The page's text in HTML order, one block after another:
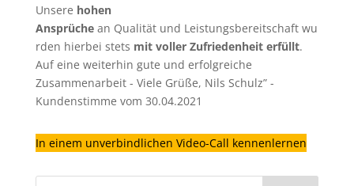
Unsere hohen
Ansprüchean Qualität und Leistungsbereitschaft wu
rden hierbei stets mit voller Zufriedenheit erfüllt.
Auf eine weiterhin gute und erfolgreiche
Zusammenarbeit - Viele Grüße, Nils Schulz” -
Kundenstimme vom 30.04.2021
In einem unverbindlichen Video-Call kennenlernen